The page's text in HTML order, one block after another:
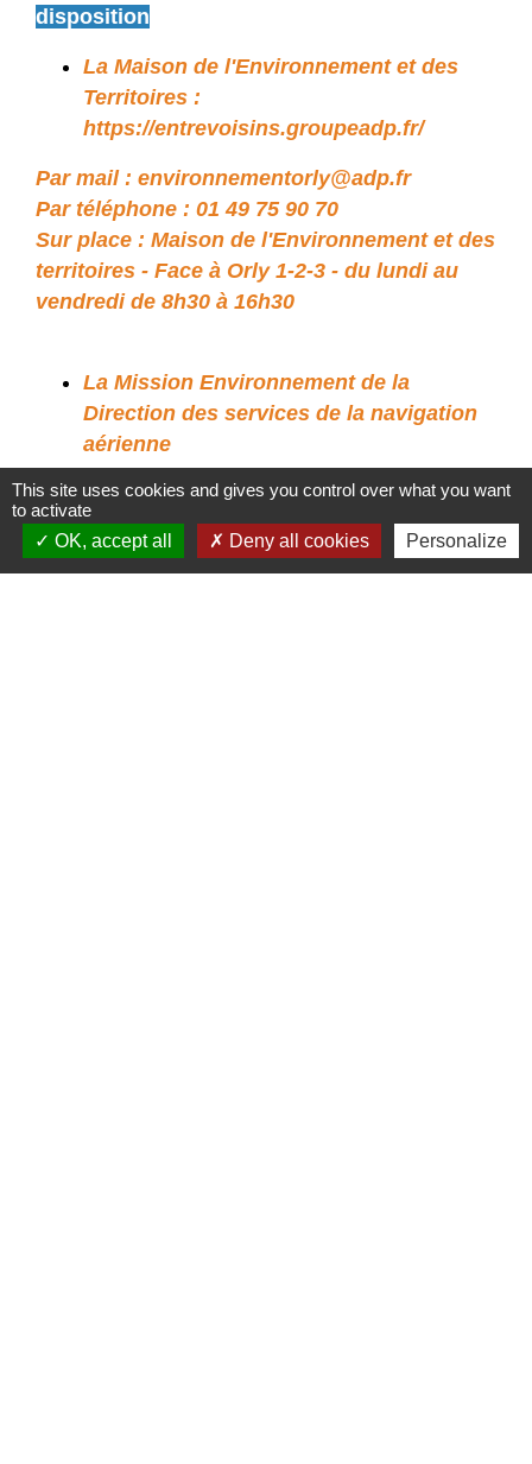
disposition
La Maison de l'Environnement et des
Territoires :
https://entrevoisins.groupeadp.fr/
Par mail : environnementorly@adp.fr
Par téléphone : 01 49 75 90 70
Sur place : Maison de l'Environnement et des
territoires - Face à Orly 1-2-3 - du lundi au
vendredi de 8h30 à 16h30
La Mission Environnement de la
Direction des services de la navigation
aérienne
Par mail : environnement-dsna@aviation-
civile.gouv.fr
This site uses cookies and gives you control over what you want
to activate
OK, accept all
Deny all cookies Personalize